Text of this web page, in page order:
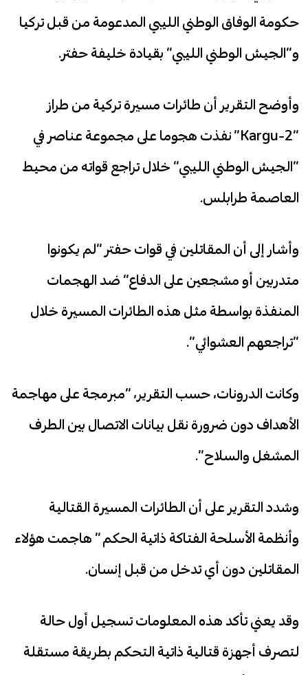
حكومة الوفاق الوطني الليبي المدعومة من قبل تركيا
و”الجيش الوطني الليبي” بقيادة خليفة حفتر.
وأوضح التقرير أن طائرات مسيرة تركية من طراز
“Kargu-2” نفذت هجوما على مجموعة عناصر في
“الجيش الوطني الليبي” خلال تراجع قواته من محيط
العاصمة طرابلس.
وأشار إلى أن المقاتلين في قوات حفتر “لم يكونوا
متدربين أو مشجعين على الدفاع” ضد الهجمات
المنفذة بواسطة مثل هذه الطائرات المسيرة خلال
“تراجعهم العشوائي”.
وكانت الدرونات، حسب التقرير، “مبرمجة على مهاجمة
الأهداف دون ضرورة نقل بيانات الاتصال بين الطرف
المشغل والسلاح”.
وشدد التقرير على أن الطائرات المسيرة القتالية
وأنظمة الأسلحة الفتاكة ذاتية الحكم ” هاجمت هؤلاء
المقاتلين دون أي تدخل من قبل إنسان.
وقد يعني تأكد هذه المعلومات تسجيل أول حالة
لتصرف أجهزة قتالية ذاتية التحكم بطريقة مستقلة